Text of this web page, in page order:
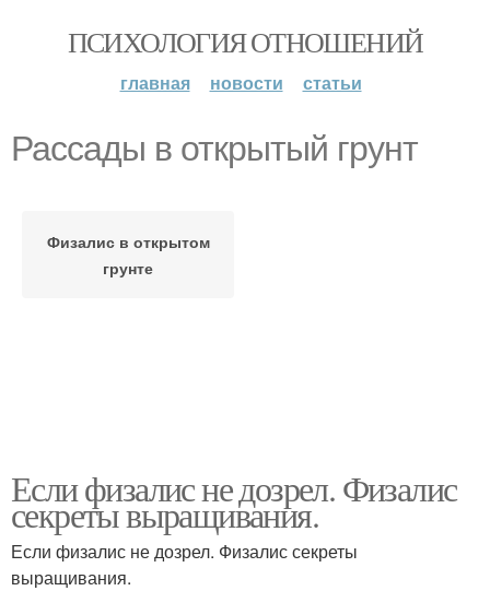
ПСИХОЛОГИЯ ОТНОШЕНИЙ
главная новости статьи
Рассады в открытый грунт
Физалис в открытом
грунте
Если физалис не дозрел. Физалис
секреты выращивания.
Если физалис не дозрел. Физалис секреты
выращивания.